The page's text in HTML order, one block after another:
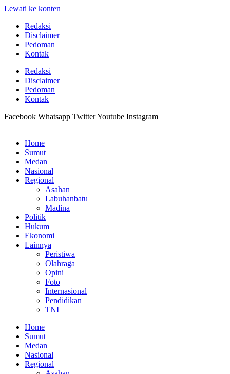
Lewati ke konten
Redaksi
Disclaimer
Pedoman
Kontak
Redaksi
Disclaimer
Pedoman
Kontak
Facebook Whatsapp TwitterYoutube Instagram
Home
Sumut
Medan
Nasional
Regional
Asahan
Labuhanbatu
Madina
Politik
Hukum
Ekonomi
Lainnya
Peristiwa
Olahraga
Opini
Foto
Internasional
Pendidikan
TNI
Home
Sumut
Medan
Nasional
Regional